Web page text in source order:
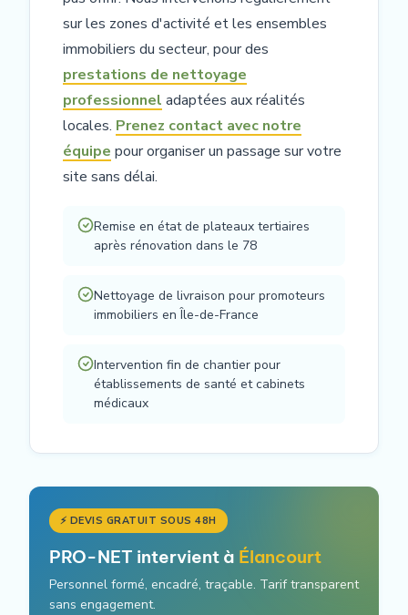
sur les zones d'activité et les ensembles
immobiliers du secteur, pour des
prestations de nettoyage
professionnel adaptées aux réalités
locales. Prenez contact avec notre
équipe pour organiser un passage sur votre
site sans délai.
Remise en état de plateaux tertiaires
après rénovation dans le 78
Nettoyage de livraison pour promoteurs
immobiliers en Île-de-France
Intervention fin de chantier pour
établissements de santé et cabinets
médicaux
⚡ DEVIS GRATUIT SOUS 48H
PRO-NET intervient à Élancourt
Personnel formé, encadré, traçable. Tarif transparent
sans engagement.